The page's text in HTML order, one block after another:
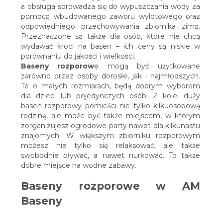
a obsługa sprowadza się do wypuszczania wody za
pomocą wbudowanego zaworu wylotowego oraz
odpowiedniego przechowywania zbiornika zimą.
Przeznaczone są także dla osób, które nie chcą
wydawać kroci na basen – ich ceny są niskie w
porównaniu do jakości i wielkości.
Baseny rozporowe mogą być użytkowane
zarówno przez osoby dorosłe, jak i najmłodszych.
Te o małych rozmiarach, będą dobrym wyborem
dla dzieci lub pojedynczych osób. Z kolei duży
basen rozporowy pomieści nie tylko kilkuosobową
rodzinę, ale może być także miejscem, w którym
zorganizujesz ogrodowe party nawet dla kilkunastu
znajomych. W większym zbiorniku rozporowym
możesz nie tylko się relaksować, ale także
swobodnie pływać, a nawet nurkować. To także
dobre miejsce na wodne zabawy.
Baseny rozporowe w AM
Baseny